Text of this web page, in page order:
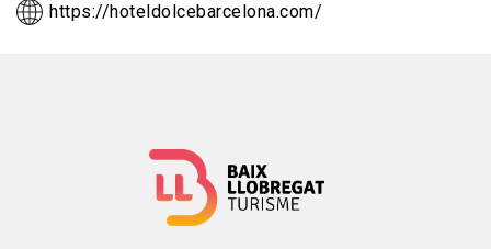
https://hoteldolcebarcelona.com/